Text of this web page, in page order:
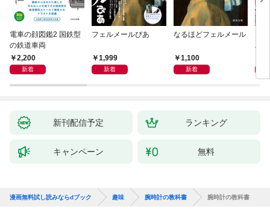
電車の顔図鑑2 国鉄型
の鉄道車両
2,200
新着
フェルメールぴあ
1,999
新着
なるほどフェルメール
1,100
新着
ハ
新刊配信予定 ランキング
キャンペーン 無料
漫画無料試し読みならdブック 趣味 腕時計の教科書 腕時計の教科書